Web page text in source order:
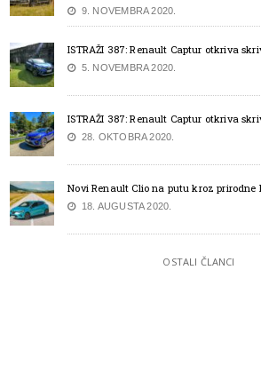
9. NOVEMBRA 2020.
ISTRAŽI 387: Renault Captur otkriva
5. NOVEMBRA 2020.
ISTRAŽI 387: Renault Captur otkriva
28. OKTOBRA 2020.
Novi Renault Clio na putu kroz prirodne
18. AUGUSTA 2020.
OSTALI ČLANCI